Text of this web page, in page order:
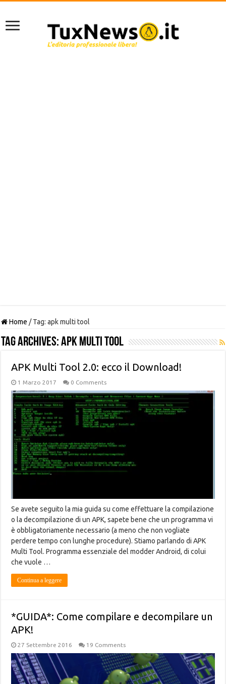
Home / Tag:apk multi tool
Tag Archives:apk multi tool
APK Multi Tool 2.0: ecco il Download!
1 Marzo 2017 0 Comments
Se avete seguito la mia guida su come effettuare la compilazione
o la decompilazione di un APK, sapete bene che un programma vi
è obbligatoriamente necessario (a meno che non vogliate
perdere tempo con lunghe procedure). Stiamo parlando di APK
Multi Tool. Programma essenziale del modder Android, di colui
che vuole …
Continua a leggere
*GUIDA*: Come compilare e decompilare un
APK!
27 Settembre 2016 19 Comments